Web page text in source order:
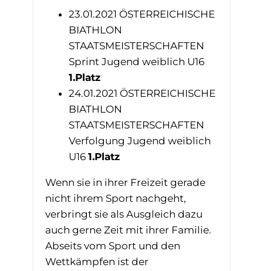
23.01.2021 ÖSTERREICHISCHE
BIATHLON
STAATSMEISTERSCHAFTEN
Sprint Jugend weiblich U16
1.Platz
24.01.2021 ÖSTERREICHISCHE
BIATHLON
STAATSMEISTERSCHAFTEN
Verfolgung Jugend weiblich
U16 1.Platz
Wenn sie in ihrer Freizeit gerade
nicht ihrem Sport nachgeht,
verbringt sie als Ausgleich dazu
auch gerne Zeit mit ihrer Familie.
Abseits vom Sport und den
Wettkämpfen ist der